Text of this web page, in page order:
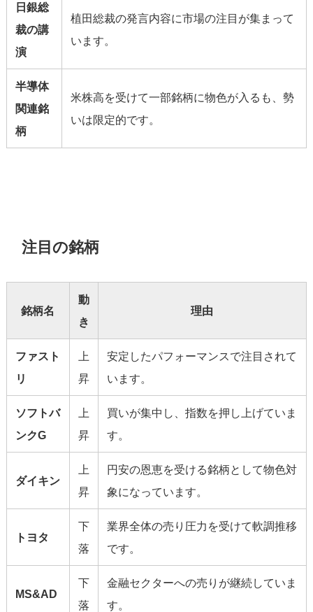
日銀総
裁の講
演
植田総裁の発言内容に市場の注目が集まって
います。
半導体
関連銘
柄
米株高を受けて一部銘柄に物色が入るも、勢
いは限定的です。
注目の銘柄
銘柄名
動
き
理由
ファスト
リ
上
昇
安定したパフォーマンスで注目されて
います。
ソフトバ
ンクG
上
昇
買いが集中し、指数を押し上げていま
す。
ダイキン
上
昇
円安の恩恵を受ける銘柄として物色対
象になっています。
トヨタ
下
落
業界全体の売り圧力を受けて軟調推移
です。
MS&AD
下
落
金融セクターへの売りが継続していま
す。